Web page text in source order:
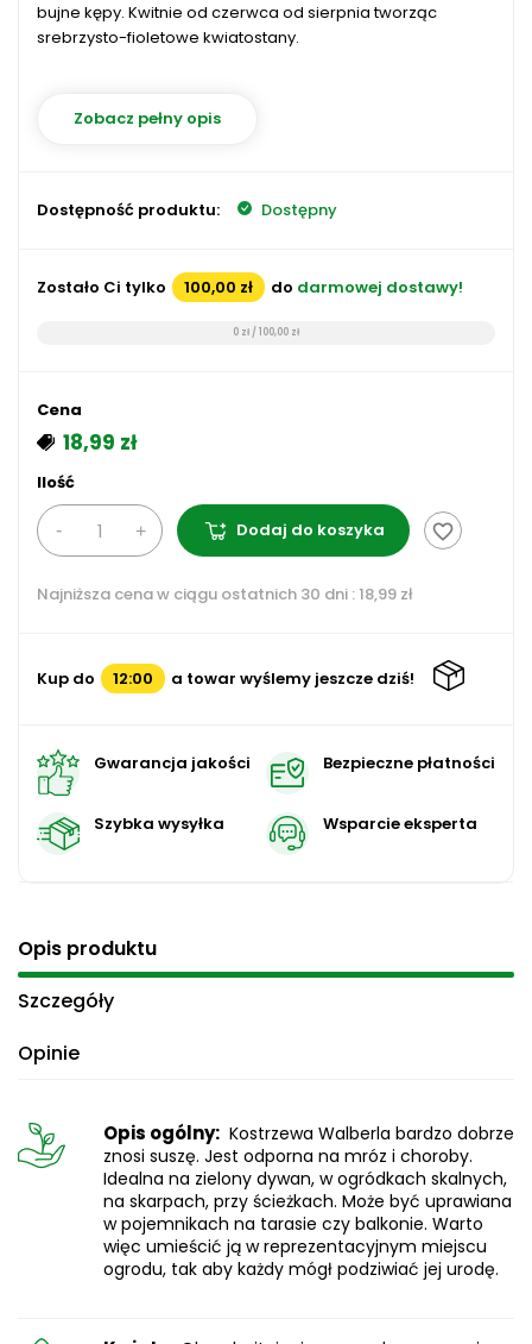
bujne kępy. Kwitnie od czerwca od sierpnia tworząc
srebrzysto-fioletowe kwiatostany.
Zobacz pełny opis
Dostępność produktu: Dostępny
Zostało Ci tylko 100,00 zł do darmowej dostawy!
0 zł / 100,00 zł
Cena
18,99 zł
Ilość
Dodaj do koszyka favorite_border
Najniższa cena w ciągu ostatnich 30 dni : 18,99 zł
Kup do 12:00 a towar wyślemy jeszcze dziś!
Gwarancja jakości Bezpieczne płatności
Szybka wysyłka Wsparcie eksperta
Opis produktu
Szczegóły
Opinie
Opis ogólny: Kostrzewa Walberla bardzo dobrze
znosi suszę. Jest odporna na mróz i choroby.
Idealna na zielony dywan, w ogródkach skalnych,
na skarpach, przy ścieżkach. Może być uprawiana
w pojemnikach na tarasie czy balkonie. Warto
więc umieścić ją w reprezentacyjnym miejscu
ogrodu, tak aby każdy mógł podziwiać jej urodę.